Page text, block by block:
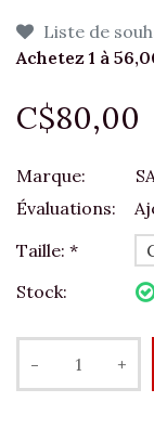
Liste de
Achetez 1 à
C$80,00
Marque:
Évaluations:
Taille: *
Stock:
- +